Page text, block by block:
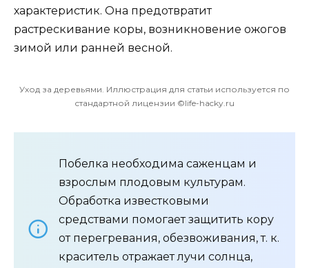
характеристик. Она предотвратит
растрескивание коры, возникновение ожогов
зимой или ранней весной.
Уход за деревьями. Иллюстрация для статьи используется по
стандартной лицензии ©life-hacky.ru
Побелка необходима саженцам и
взрослым плодовым культурам.
Обработка известковыми
средствами помогает защитить кору
от перегревания, обезвоживания, т. к.
краситель отражает лучи солнца,